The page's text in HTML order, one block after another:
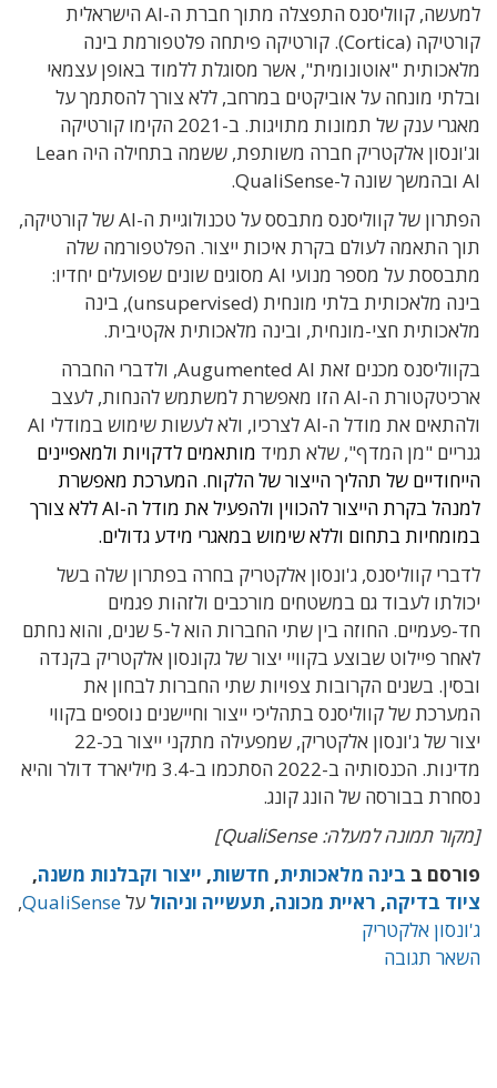
למעשה, קווליסנס התפצלה מתוך חברת ה-AI הישראלית
קורטיקה (Cortica). קורטיקה פיתחה פלטפורמת בינה
מלאכותית "אוטונומית", אשר מסוגלת ללמוד באופן עצמאי
ובלתי מונחה על אוביקטים במרחב, ללא צורך להסתמך על
מאגרי ענק של תמונות מתויגות. ב-2021 הקימו קורטיקה
וג'ונסון אלקטריק חברה משותפת, ששמה בתחילה היה Lean
AI ובהמשך שונה ל-QualiSense.
הפתרון של קווליסנס מתבסס על טכנולוגיית ה-AI של קורטיקה,
תוך התאמה לעולם בקרת איכות ייצור. הפלטפורמה שלה
מתבססת על מספר מנועי AI מסוגים שונים שפועלים יחדיו:
בינה מלאכותית בלתי מונחית (unsupervised), בינה
מלאכותית חצי-מונחית, ובינה מלאכותית אקטיבית.
בקווליסנס מכנים זאת Augumented AI, ולדברי החברה
ארכיטקטורת ה-AI הזו מאפשרת למשתמש להנחות, לעצב
ולהתאים את מודל ה-AI לצרכיו, ולא לעשות שימוש במודלי AI
גנריים "מן המדף", שלא תמיד מותאמים לדקויות ולמאפיינים
הייחודיים של תהליך הייצור של הלקוח. המערכת מאפשרת
למנהל בקרת הייצור להכווין ולהפעיל את מודל ה-AI ללא צורך
במומחיות בתחום וללא שימוש במאגרי מידע גדולים.
לדברי קווליסנס, ג'ונסון אלקטריק בחרה בפתרון שלה בשל
יכולתו לעבוד גם במשטחים מורכבים ולזהות פגמים
חד-פעמיים. החוזה בין שתי החברות הוא ל-5 שנים, והוא נחתם
לאחר פיילוט שבוצע בקוויי יצור של גקונסון אלקטריק בקנדה
ובסין. בשנים הקרובות צפויות שתי החברות לבחון את
המערכת של קווליסנס בתהליכי ייצור וחיישנים נוספים בקווי
יצור של ג'ונסון אלקטריק, שמפעילה מתקני ייצור בכ-22
מדינות. הכנסותיה ב-2022 הסתכמו ב-3.4 מיליארד דולר והיא
נסחרת בבורסה של הונג קונג.
[מקור תמונה למעלה: QualiSense]
פורסם ב בינה מלאכותית, חדשות, ייצור וקבלנות משנה,
ציוד בדיקה, ראיית מכונה, תעשייה וניהול עלQualiSense
,
ג'ונסון אלקטריק
השאר תגובה